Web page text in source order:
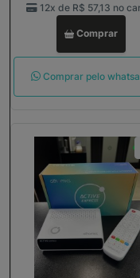
12x de R$ 57,13 no
Comprar
Comprar pelo